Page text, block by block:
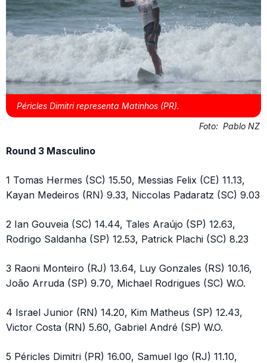
Péricles Dimitri representa Matinhos (PR).
Foto: Pablo NZ
Round 3 Masculino
1 Tomas Hermes (SC) 15.50, Messias Felix (CE) 11.13,
Kayan Medeiros (RN) 9.33, Niccolas Padaratz (SC) 9.03
2 Ian Gouveia (SC) 14.44, Tales Araújo (SP) 12.63,
Rodrigo Saldanha (SP) 12.53, Patrick Plachi (SC) 8.23
3 Raoni Monteiro (RJ) 13.64, Luy Gonzales (RS) 10.16,
João Arruda (SP) 9.70, Michael Rodrigues (SC) W.O.
4 Israel Junior (RN) 14.20, Kim Matheus (SP) 12.43,
Victor Costa (RN) 5.60, Gabriel André (SP) W.O.
5 Péricles Dimitri (PR) 16.00, Samuel Igo (RJ) 11.10,